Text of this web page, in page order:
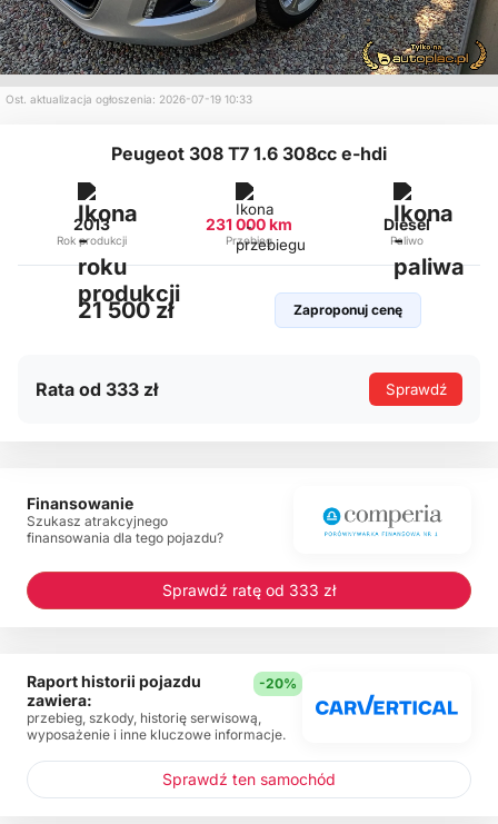
Ost. aktualizacja ogłoszenia: 2026-07-19 10:33
Peugeot 308 T7 1.6 308cc e-hdi
2013
Rok produkcji
231 000 km
Przebieg
Diesel
Paliwo
21 500 zł Zaproponuj cenę
Rata od 333 zł Sprawdź
Finansowanie
Szukasz atrakcyjnego
finansowania dla tego pojazdu?
Sprawdź ratę od 333 zł
Raport historii pojazdu
zawiera:
-20%
przebieg, szkody, historię serwisową,
wyposażenie i inne kluczowe informacje.
Sprawdź ten samochód